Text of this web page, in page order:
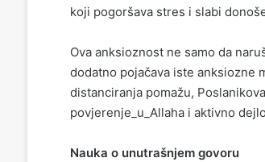
koji pogoršava stres i slabi
Ova anksioznost ne samo da
dodatno pojačava iste anksiozne
distanciranja pomažu,
povjerenje_u_Allaha i aktivno
Nauka o unutrašnjem govoru